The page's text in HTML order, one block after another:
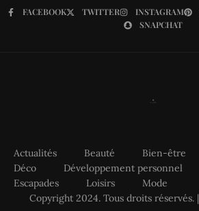
FACEBOOK TWITTER INSTAGRAM
SNAPCHAT
Actualités Beauté Bien-être
Déco
Développement personnel
Escapades
Loisirs
Mode
Copyright 2024. Tous droits réservés. |